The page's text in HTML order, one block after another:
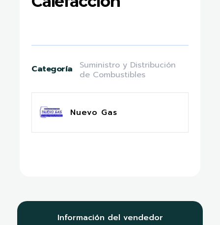
Categoría
Suministro y Distribución
de Combustibles
Nuevo Gas
Información del vendedor